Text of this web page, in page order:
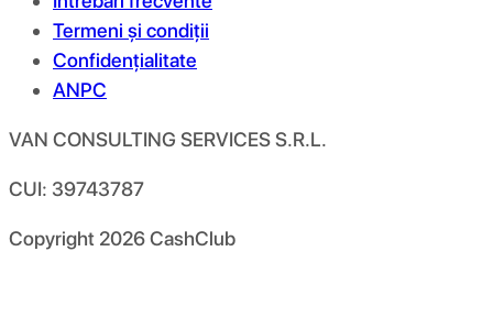
Termeni și condiții
Confidențialitate
ANPC
VAN CONSULTING SERVICES S.R.L.
CUI: 39743787
Copyright 2026CashClub